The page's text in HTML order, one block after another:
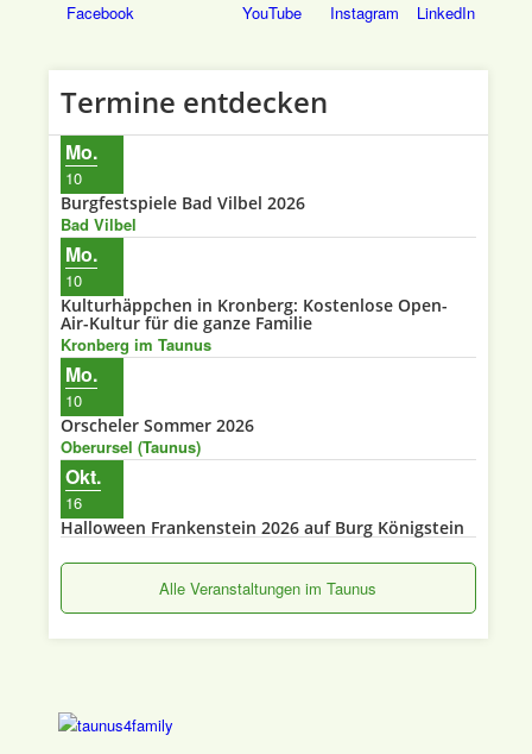
Termine entdecken
Mo.
10
Burgfestspiele Bad Vilbel 2026
Bad Vilbel
Mo.
10
Kulturhäppchen in Kronberg: Kostenlose Open-
Air-Kultur für die ganze Familie
Kronberg im Taunus
Mo.
10
Orscheler Sommer 2026
Oberursel (Taunus)
Okt.
16
Halloween Frankenstein 2026 auf Burg Königstein
Alle Veranstaltungen im Taunus